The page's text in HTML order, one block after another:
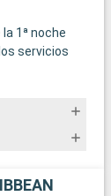
1ª noche
servicios